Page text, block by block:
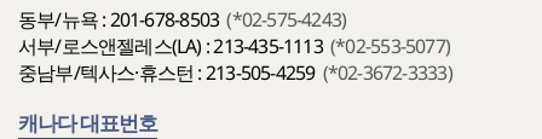
동부/뉴욕 : 201-678-8503 (*02-575-4243)
서부/로스앤젤레스(LA) : 213-435-1113 (*02-553-5077)
중남부/텍사스·휴스턴 : 213-505-4259 (*02-3672-3333)
캐나다 대표번호